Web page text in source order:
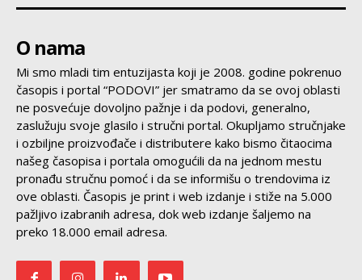
O nama
Mi smo mladi tim entuzijasta koji je 2008. godine pokrenuo
časopis i portal “PODOVI” jer smatramo da se ovoj oblasti
ne posvećuje dovoljno pažnje i da podovi, generalno,
zaslužuju svoje glasilo i stručni portal. Okupljamo stručnjake
i ozbiljne proizvođače i distributere kako bismo čitaocima
našeg časopisa i portala omogućili da na jednom mestu
pronađu stručnu pomoć i da se informišu o trendovima iz
ove oblasti. Časopis je print i web izdanje i stiže na 5.000
pažljivo izabranih adresa, dok web izdanje šaljemo na
preko 18.000 email adresa.